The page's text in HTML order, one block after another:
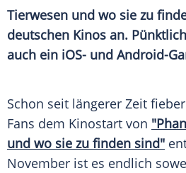
Tierwesen und wo sie zu
deutschen Kinos an.
auch ein iOS- und Android-
Schon seit längerer Zeit
Fans dem Kinostart von
und wo sie zu finden sind"
November ist es endlich